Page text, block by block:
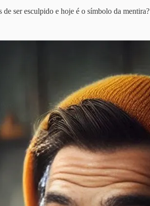
ser esculpido e hoje é o símbolo da mentira?